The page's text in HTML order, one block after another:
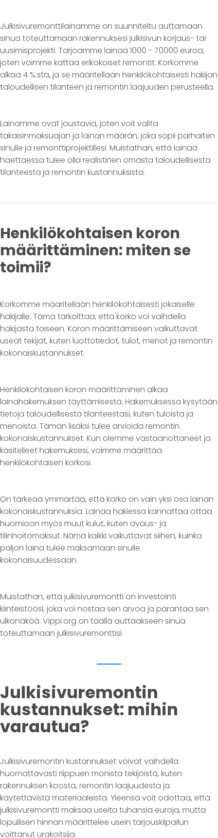
Julkisivuremonttilainamme on suunniteltu auttamaan
sinua toteuttamaan rakennuksesi julkisivun korjaus- tai
uusimisprojekti. Tarjoamme lainaa 1000 - 70000 euroa,
joten voimme kattaa erikokoiset remontit. Korkomme
alkaa 4 %:sta, ja se määritellään henkilökohtaisesti hakijan
taloudellisen tilanteen ja remontin laajuuden perusteella.
Lainamme ovat joustavia, joten voit valita
takaisinmaksuajan ja lainan määrän, joka sopii parhaiten
sinulle ja remonttiprojektillesi. Muistathan, että lainaa
haettaessa tulee olla realistinen omasta taloudellisesta
tilanteesta ja remontin kustannuksista.
Henkilökohtaisen koron
määrittäminen: miten se
toimii?
Korkomme määritellään henkilökohtaisesti jokaiselle
hakijalle. Tämä tarkoittaa, että korko voi vaihdella
hakijasta toiseen. Koron määrittämiseen vaikuttavat
useat tekijät, kuten luottotiedot, tulot, menot ja remontin
kokonaiskustannukset.
Henkilökohtaisen koron määrittäminen alkaa
lainahakemuksen täyttämisestä. Hakemuksessa kysytään
tietoja taloudellisesta tilanteestasi, kuten tuloista ja
menoista. Tämän lisäksi tulee arvioida remontin
kokonaiskustannukset. Kun olemme vastaanottaneet ja
käsitelleet hakemuksesi, voimme määrittää
henkilökohtaisen korkosi.
On tärkeää ymmärtää, että korko on vain yksi osa lainan
kokonaiskustannuksia. Lainaa hakiessa kannattaa ottaa
huomioon myös muut kulut, kuten avaus- ja
tilinhoitomaksut. Nämä kaikki vaikuttavat siihen, kuinka
paljon laina tulee maksamaan sinulle
kokonaisuudessaan.
Muistathan, että julkisivuremontti on investointi
kiinteistöösi, joka voi nostaa sen arvoa ja parantaa sen
ulkonäköä. Vippi.org on täällä auttaakseen sinua
toteuttamaan julkisivuremonttisi.
Julkisivuremontin
kustannukset: mihin
varautua?
Julkisivuremontin kustannukset voivat vaihdella
huomattavasti riippuen monista tekijöistä, kuten
rakennuksen koosta, remontin laajuudesta ja
käytettävistä materiaaleista. Yleensä voit odottaa, että
julkisivuremontti maksaa useita tuhansia euroja, mutta
lopullisen hinnan määrittelee usein tarjouskilpailun
voittanut urakoitsija.